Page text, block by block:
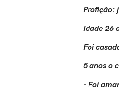
Profição:
Idade 26
Foi
5 anos o
- Foi